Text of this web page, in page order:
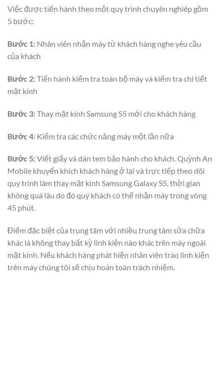
Việc được tiến hành theo một quy trình chuyên nghiêp gồm
5 bước:
Bước 1: Nhân viên nhận máy từ khách hàng nghe yêu cầu
của khách
Bước 2:Tiến hành kiểm tra toàn bộ máy và kiểm tra chi tiết
mặt kính
Bước 3:Thay mặt kính Samsung S5 mới cho khách hàng
Bước 4: Kiểm tra các chức năng máy một lần nữa
Bước 5:Viết giấy và dán tem bảo hành cho khách. Quỳnh An
Mobile khuyến khích khách hàng ở lại và trực tiếp theo dõi
quy trình làm thay mặt kính Samsung Galaxy S5, thời gian
không quá lâu do đó quý khách có thể nhận máy trong vòng
45 phút.
Điểm đặc biệt của trung tâm với nhiều trung tâm sửa chữa
khác là không thay bất kỳ linh kiện nào khác trên máy ngoài
mặt kính. Nếu khách hàng phát hiện nhân viên tráo linh kiện
trên máy chúng tôi sẽ chịu hoàn toàn trách nhiệm.